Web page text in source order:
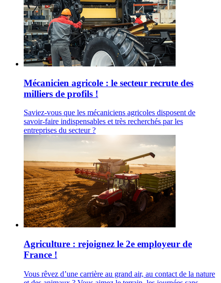
Mécanicien agricole : le secteur recrute des
milliers de profils !
Saviez-vous que les mécaniciens agricoles disposent de
savoir-faire indispensables et très recherchés par les
entreprises du secteur ?
Agriculture : rejoignez le 2e employeur de
France !
Vous rêvez d’une carrière au grand air, au contact de la nature